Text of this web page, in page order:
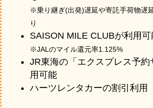
※乗り継ぎ(出発)遅延や寄託手荷物遅
り
SAISON MILE CLUBが利用可
※JALのマイル還元率1.125%
JR東海の「エクスプレス予約
用可能
ハーツレンタカーの割引利用